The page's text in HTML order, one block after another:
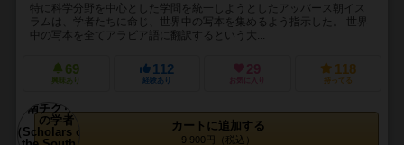
特に科学分野を中心とした学問を統一しようとしたアッバース朝イス
ラムは、学者たちに命じ、世界中の写本を集めるよう指示した。 世界
中の写本を全てアラビア語に翻訳するという大...
69
興味あり
112
経験あり
29
お気に入り
118
持ってる
カートに追加する
9,900円（税込）